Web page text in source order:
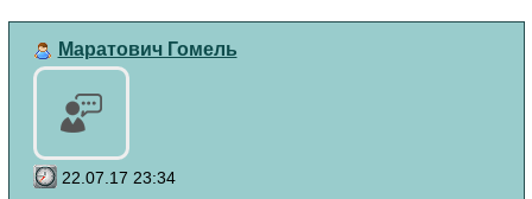
Маратович Гомель
22.07.17 23:34